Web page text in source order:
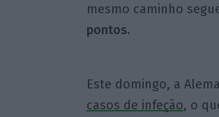
mesmo caminho
pontos.
Este domingo, a
casos de infeção, o